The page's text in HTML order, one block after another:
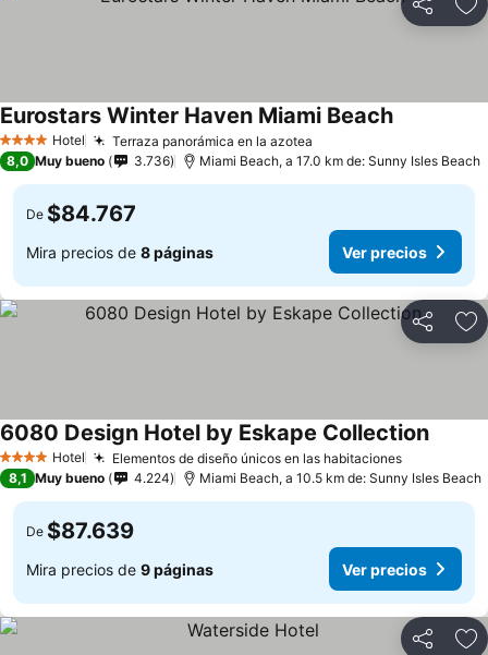
Compartir
4 EstrellasHotel Terraza panorámica en la azotea
Eurostars Winter Haven Miami Beach
8,0 Muy bueno 3.736 Miami Beach, a 17.0 km de: Sunny Isles Beach
De $84.767
Mira precios de 8 páginas Ver precios
Compartir
4 EstrellasHotel Elementos de diseño únicos en las habitaciones
6080 Design Hotel by Eskape Collection
8,1 Muy bueno 4.224 Miami Beach, a 10.5 km de: Sunny Isles Beach
De $87.639
Mira precios de 9 páginas Ver precios
Compartir